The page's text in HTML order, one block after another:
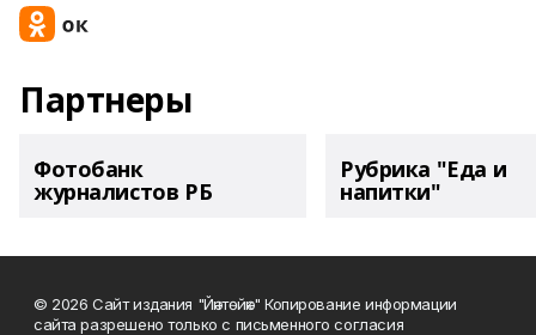
Партнеры
Фотобанк
журналистов РБ
Рубрика "Еда и
напитки"
© 2026 Сайт издания "Йәнтөйәк" Копирование информации
сайта разрешено только с письменного согласия